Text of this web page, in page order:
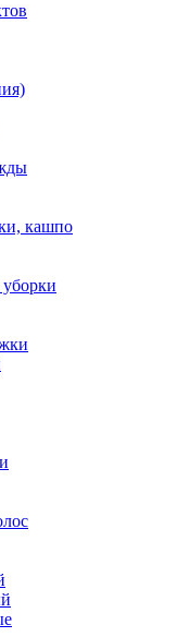
кашпо